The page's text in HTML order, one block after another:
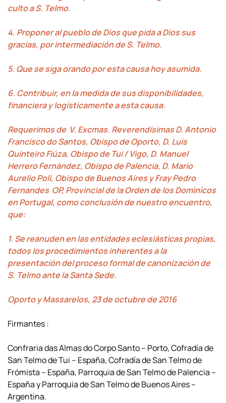
culto a S. Telmo.
4. Proponer al pueblo de Dios que pida a Dios sus
gracias, por intermediación de S. Telmo.
5. Que se siga orando por esta causa hoy asumida.
6. Contribuir, en la medida de sus disponibilidades,
financiera y logísticamente a esta causa.
Requerimos de V. Excmas. Reverendísimas D. Antonio
Francisco do Santos, Obispo de Oporto, D. Luis
Quinteiro Fiúza, Obispo de Tui / Vigo, D. Manuel
Herrero Fernández, Obispo de Palencia, D. Mario
Aurelio Poli, Obispo de Buenos Aires y Fray Pedro
Fernandes OP, Provincial de la Orden de los Dominicos
en Portugal, como conclusión de nuestro encuentro,
que:
1. Se reanuden en las entidades eclesiásticas propias,
todos los procedimientos inherentes a la
presentación del proceso formal de canonización de
S. Telmo ante la Santa Sede.
Oporto y Massarelos, 23 de octubre de 2016
Firmantes :
Confraria das Almas do Corpo Santo – Porto, Cofradía de
San Telmo de Tui – España, Cofradía de San Telmo de
Frómista – España, Parroquia de San Telmo de Palencia –
España y Parroquia de San Telmo de Buenos Aires –
Argentina.